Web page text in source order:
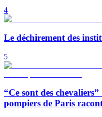
4
Le déchirement des
5
“Ce sont des chevaliers”
pompiers de Paris